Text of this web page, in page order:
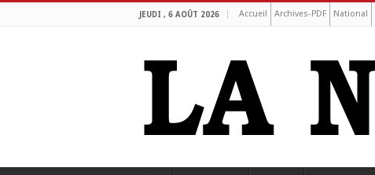
JEUDI , 6 AOÛT 2026 Accueil Archives-PDF National